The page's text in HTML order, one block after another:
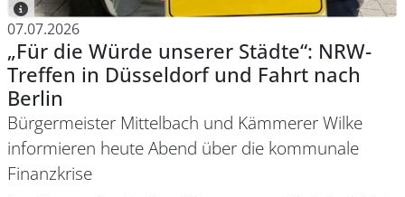
07.07.2026
„Für die Würde unserer Städte“: NRW-
Treffen in Düsseldorf und Fahrt nach
Berlin
Bürgermeister Mittelbach und Kämmerer Wilke
informieren heute Abend über die kommunale
Finanzkrise